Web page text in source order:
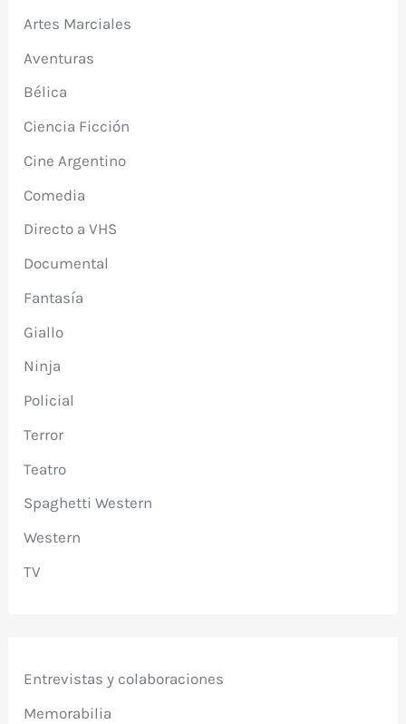
Artes Marciales
Aventuras
Bélica
Ciencia Ficción
Cine Argentino
Comedia
Directo a VHS
Documental
Fantasía
Giallo
Ninja
Policial
Terror
Teatro
Spaghetti Western
Western
TV
Entrevistas y colaboraciones
Memorabilia